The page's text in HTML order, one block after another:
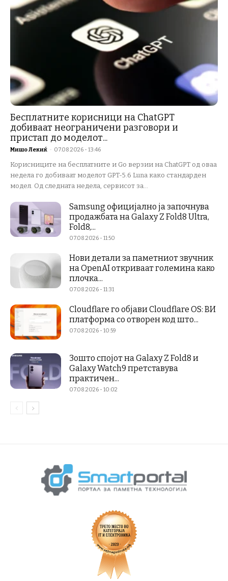
Бесплатните корисници на ChatGPT
добиваат неограничени разговори и
пристап до моделот...
Мишо Лекиќ - 07.08.2026 - 13:46
Корисниците на бесплатните и Go верзии на ChatGPT од оваа
недела го добиваат моделот GPT-5.6 Luna како стандарден
модел. Од следната недела, сервисот за...
Samsung официјално ја започнува
продажбата на Galaxy Z Fold8 Ultra,
Fold8,...
07.08.2026 - 11:50
Нови детали за паметниот звучник
на OpenAI откриваат големина како
плочка...
07.08.2026 - 11:31
Cloudflare го објави Cloudflare OS: ВИ
платформа со отворен код што...
07.08.2026 - 10:59
Зошто спојот на Galaxy Z Fold8 и
Galaxy Watch9 претставува
практичен...
07.08.2026 - 10:02